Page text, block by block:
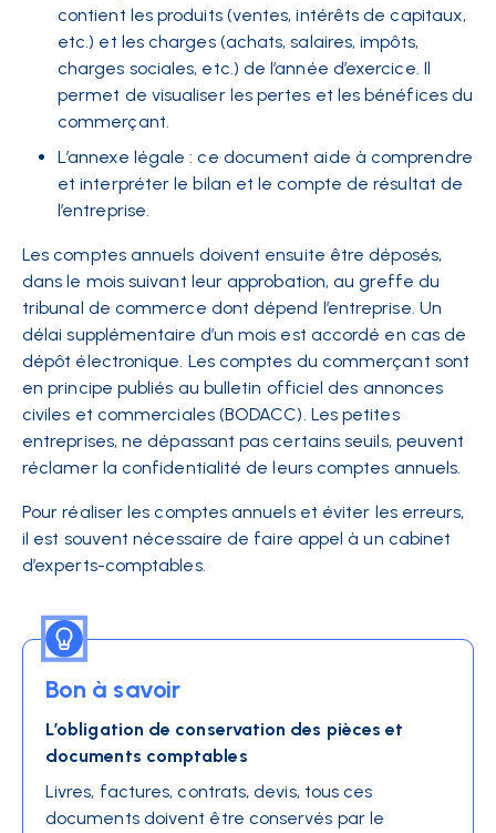
contient les produits (ventes, intérêts de capitaux,
etc.) et les charges (achats, salaires, impôts,
charges sociales, etc.) de l’année d’exercice. Il
permet de visualiser les pertes et les bénéfices du
commerçant.
L’annexe légale : ce document aide à comprendre
et interpréter le bilan et le compte de résultat de
l’entreprise.
Les comptes annuels doivent ensuite être déposés,
dans le mois suivant leur approbation, au greffe du
tribunal de commerce dont dépend l’entreprise. Un
délai supplémentaire d’un mois est accordé en cas de
dépôt électronique. Les comptes du commerçant sont
en principe publiés au bulletin officiel des annonces
civiles et commerciales (BODACC). Les petites
entreprises, ne dépassant pas certains seuils, peuvent
réclamer la confidentialité de leurs comptes annuels.
Pour réaliser les comptes annuels et éviter les erreurs,
il est souvent nécessaire de faire appel à un cabinet
d’experts-comptables.
Bon à savoir
L’obligation de conservation des pièces et
documents comptables
Livres, factures, contrats, devis, tous ces
documents doivent être conservés par le